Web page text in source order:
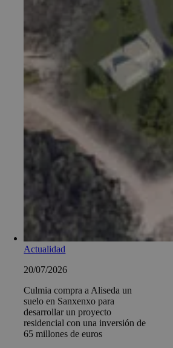
Actualidad
20/07/2026
Culmia compra a Aliseda un
suelo en Sanxenxo para
desarrollar un proyecto
residencial con una inversión de
65 millones de euros